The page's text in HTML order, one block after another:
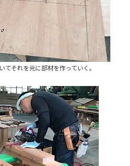
それを元に部材を作っていく。